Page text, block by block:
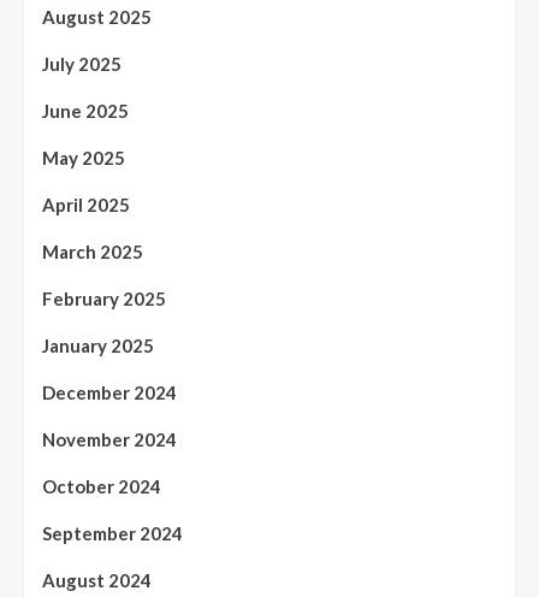
August 2025
July 2025
June 2025
May 2025
April 2025
March 2025
February 2025
January 2025
December 2024
November 2024
October 2024
September 2024
August 2024